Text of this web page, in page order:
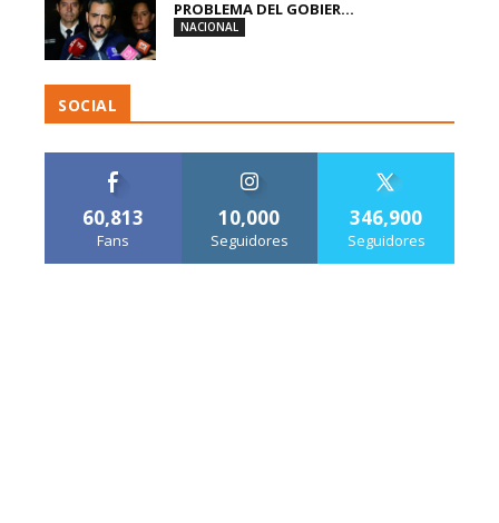
PROBLEMA DEL GOBIER...
NACIONAL
SOCIAL
60,813
Fans
10,000
Seguidores
346,900
Seguidores